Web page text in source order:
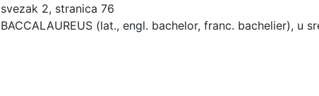
svezak 2, stranica 76
BACCALAUREUS (lat., engl. bachelor, franc. bachelier), u